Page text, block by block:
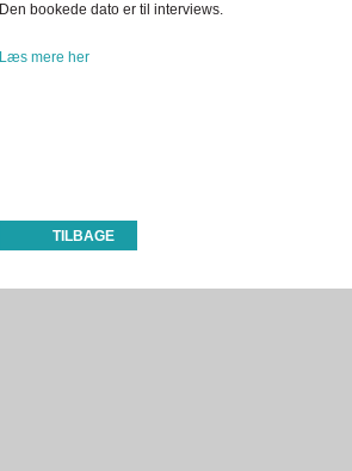
Den bookede dato er til interviews.
Læs mere her
TILBAGE